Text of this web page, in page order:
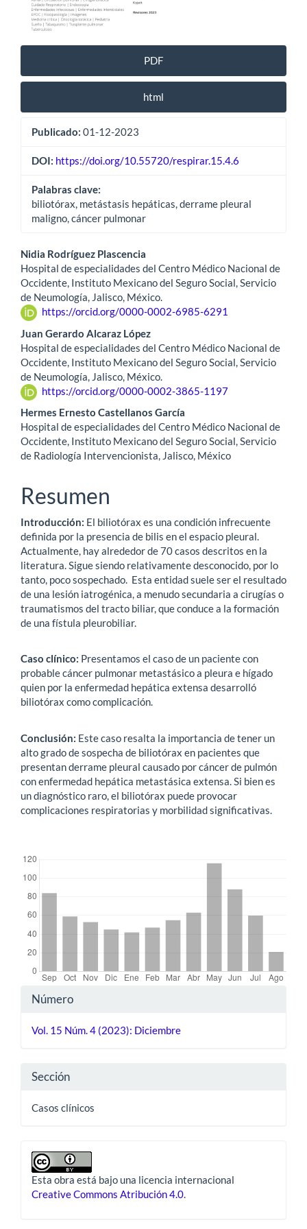
PDF
html
Publicado: 01-12-2023
DOI: https://doi.org/10.55720/respirar.15.4.6
Palabras clave:
biliotórax, metástasis hepáticas, derrame pleural
maligno, cáncer pulmonar
Contenido
principal
del
artículo
Nidia Rodríguez Plascencia
Hospital de especialidades del Centro Médico Nacional de
Occidente, Instituto Mexicano del Seguro Social, Servicio
de Neumología, Jalisco, México.
https://orcid.org/0000-0002-6985-6291
Juan Gerardo Alcaraz López
Hospital de especialidades del Centro Médico Nacional de
Occidente, Instituto Mexicano del Seguro Social, Servicio
de Neumología, Jalisco, México.
https://orcid.org/0000-0002-3865-1197
Hermes Ernesto Castellanos García
Hospital de especialidades del Centro Médico Nacional de
Occidente, Instituto Mexicano del Seguro Social, Servicio
de Radiología Intervencionista, Jalisco, México
Resumen
Introducción: El biliotórax es una condición infrecuente
definida por la presencia de bilis en el espacio pleural.
Actualmente, hay alrededor de 70 casos descritos en la
literatura. Sigue siendo relativamente desconocido, por lo
tanto, poco sospechado. Esta entidad suele ser el resultado
de una lesión iatrogénica, a menudo secundaria a cirugías o
traumatismos del tracto biliar, que conduce a la formación
de una fístula pleurobiliar.
Caso clínico: Presentamos el caso de un paciente con
probable cáncer pulmonar metastásico a pleura e hígado
quien por la enfermedad hepática extensa desarrolló
biliotórax como complicación.
Conclusión: Este caso resalta la importancia de tener un
alto grado de sospecha de biliotórax en pacientes que
presentan derrame pleural causado por cáncer de pulmón
con enfermedad hepática metastásica extensa. Si bien es
un diagnóstico raro, el biliotórax puede provocar
complicaciones respiratorias y morbilidad significativas.
Detalles
del
Número
Vol. 15 Núm. 4 (2023): Diciembre
Sección
Casos clínicos
Esta obra está bajo una licencia internacional
Creative Commons Atribución 4.0.